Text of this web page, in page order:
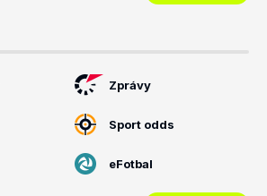
Zprávy
Sport odds
eFotbal